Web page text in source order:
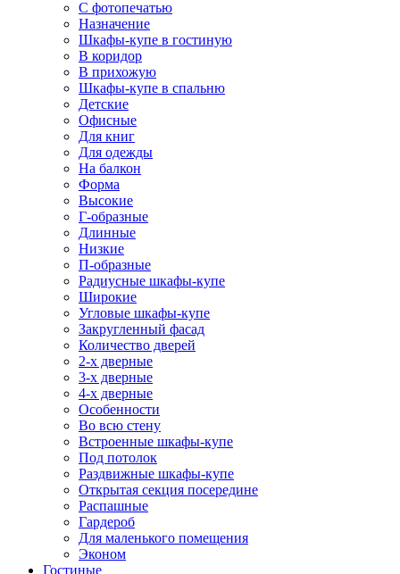
С фотопечатью
Назначение
Шкафы-купе в гостиную
В коридор
В прихожую
Шкафы-купе в спальню
Детские
Офисные
Для книг
Для одежды
На балкон
Форма
Высокие
Г-образные
Длинные
Низкие
П-образные
Радиусные шкафы-купе
Широкие
Угловые шкафы-купе
Закругленный фасад
Количество дверей
2-х дверные
3-х дверные
4-х дверные
Особенности
Во всю стену
Встроенные шкафы-купе
Под потолок
Раздвижные шкафы-купе
Открытая секция посередине
Распашные
Гардероб
Для маленького помещения
Эконом
Гостиные